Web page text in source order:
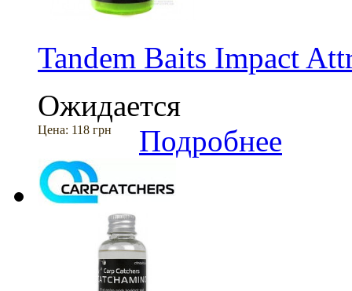
Tandem Baits Impact
Ожидается
Цена: 118 грн Подробнее